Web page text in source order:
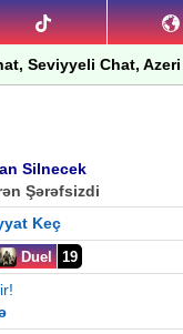
Seviyyeli Chat,
Silnecek
Şərəfsizdi
Keç
Duel 19